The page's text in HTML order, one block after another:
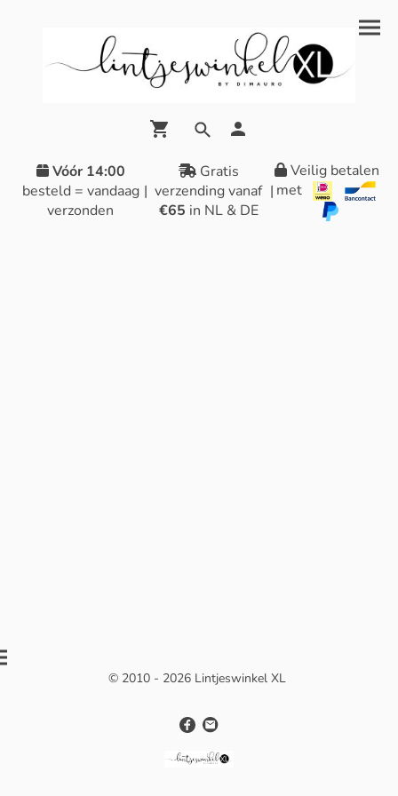
Vóór 14:00
besteld = vandaag
verzonden
|
Gratis
verzending vanaf
€65 in NL & DE
|
Veilig betalen
met
© 2010 - 2026 Lintjeswinkel XL